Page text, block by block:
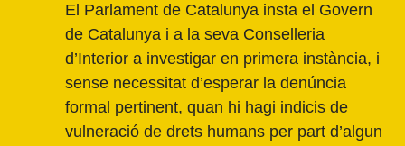
El Parlament de Catalunya insta el Govern
de Catalunya i a la seva Conselleria
d’Interior a investigar en primera instància, i
sense necessitat d’esperar la denúncia
formal pertinent, quan hi hagi indicis de
vulneració de drets humans per part d’algun